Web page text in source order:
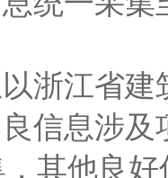
浙江省
信息涉
其他良